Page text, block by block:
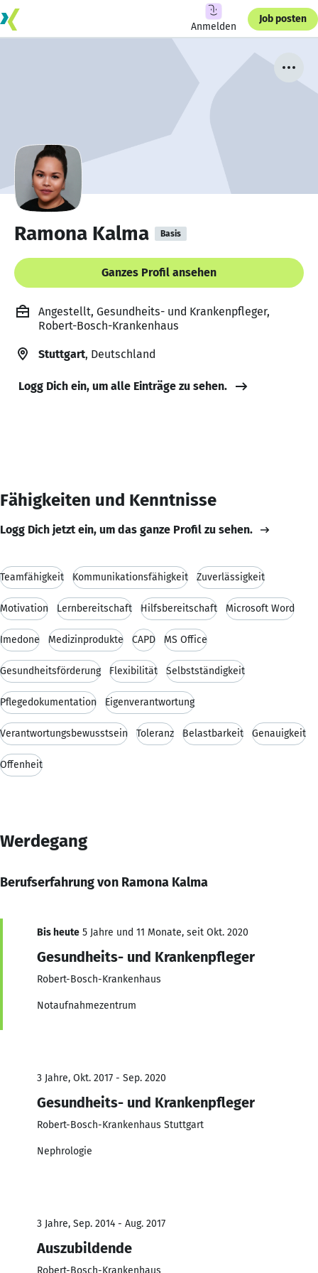
Anmelden
Job posten
Ramona Kalma Basis
Ganzes Profil ansehen
Angestellt, Gesundheits- und Krankenpfleger,
Robert-Bosch-Krankenhaus
Stuttgart, Deutschland
Logg Dich ein, um alle Einträge zu sehen.
Fähigkeiten und Kenntnisse
Logg Dich jetzt ein, um das ganze Profil zu sehen.
Teamfähigkeit Kommunikationsfähigkeit Zuverlässigkeit
Motivation Lernbereitschaft Hilfsbereitschaft Microsoft Word
Imedone Medizinprodukte CAPD MS Office
Gesundheitsförderung Flexibilität Selbstständigkeit
Pflegedokumentation Eigenverantwortung
Verantwortungsbewusstsein Toleranz Belastbarkeit Genauigkeit
Offenheit
Werdegang
Berufserfahrung von Ramona Kalma
Bis heute 5 Jahre und 11 Monate, seit Okt. 2020
Gesundheits- und Krankenpfleger
Robert-Bosch-Krankenhaus
Notaufnahmezentrum
3 Jahre, Okt. 2017 - Sep. 2020
Gesundheits- und Krankenpfleger
Robert-Bosch-Krankenhaus Stuttgart
Nephrologie
3 Jahre, Sep. 2014 - Aug. 2017
Auszubildende
Robert-Bosch-Krankenhaus